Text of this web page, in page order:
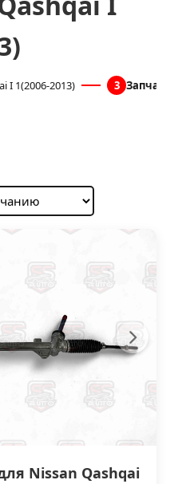
I 1(2006-2013) 3 Запчасти
Nissan Qashqai